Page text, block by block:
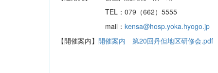
TEL：079（662）5555
mail： kensa@hosp.yoka.hyogo.jp
【開催案内】 開催案内 第20回丹但地区研修会.pdf